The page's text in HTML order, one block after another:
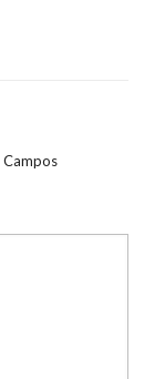
Campos